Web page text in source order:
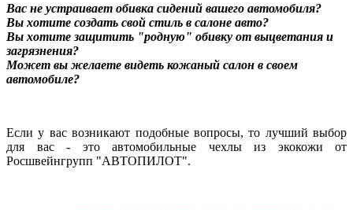
Вас не устраивает обивка сидений вашего автомобиля?
Вы хотите создать свой стиль в салоне авто?
Вы хотите защитить "родную" обивку от выцветания и
загрязнения?
Может вы желаете видеть кожаный салон в своем
автомобиле?
Если у вас возникают подобные вопросы, то лучший выбор
для вас - это автомобильные чехлы из экокожи от
Росшвейнгрупп "АВТОПИЛОТ".